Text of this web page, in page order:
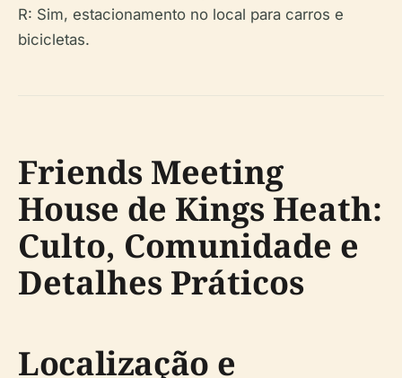
R: Sim, estacionamento no local para carros e
bicicletas.
Friends Meeting
House de Kings Heath:
Culto, Comunidade e
Detalhes Práticos
Localização e